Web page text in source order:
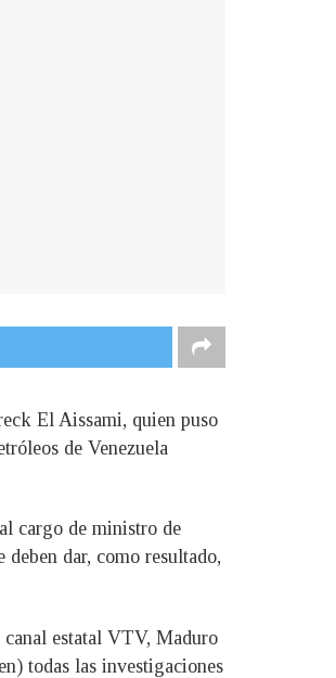
El Aissami, quien puso
de Venezuela
cargo de ministro de
dar, como resultado,
estatal VTV, Maduro
todas las investigaciones